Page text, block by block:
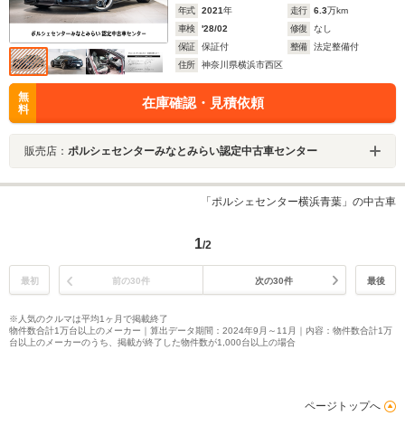
年式 2021年 走行 6.3万km
車検
'28/02 修復
なし
保証
保証付 整備
法定整備付
住所
神奈川県横浜市西区
無
料
在庫確認・見積依頼
販売店： ポルシェセンターみなとみらい認定中古車センター
「ポルシェセンター横浜青葉」の中古車
1/2
最初 前の30件 次の30件 最後
※人気のクルマは平均1ヶ月で掲載終了
物件数合計1万台以上のメーカー｜算出データ期間：2024年9月～11月｜内容：物件数合計1万
台以上のメーカーのうち、掲載が終了した物件数が1,000台以上の場合
ページトップへ